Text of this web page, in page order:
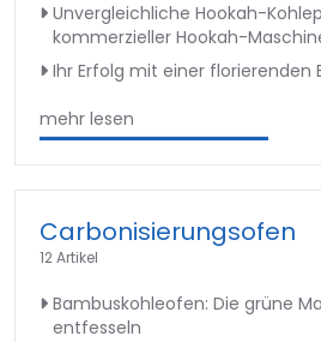
Unvergleichliche Hookah-
kommerzieller Hookah-
Ihr Erfolg mit einer florierenden
mehr lesen
Carbonisierungsofen
12 Artikel
Bambuskohleofen: Die grüne
entfesseln